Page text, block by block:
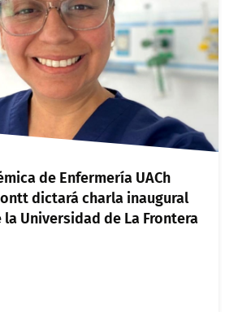
de Enfermería UACh
dictará charla inaugural
Universidad de La Frontera